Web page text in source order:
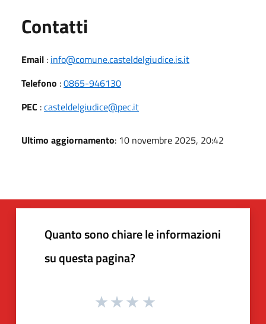
Contatti
Email : info@comune.casteldelgiudice.is.it
Telefono :0865-946130
PEC :casteldelgiudice@pec.it
Ultimo aggiornamento: 10 novembre 2025, 20:42
Quanto sono chiare le informazioni
su questa pagina?